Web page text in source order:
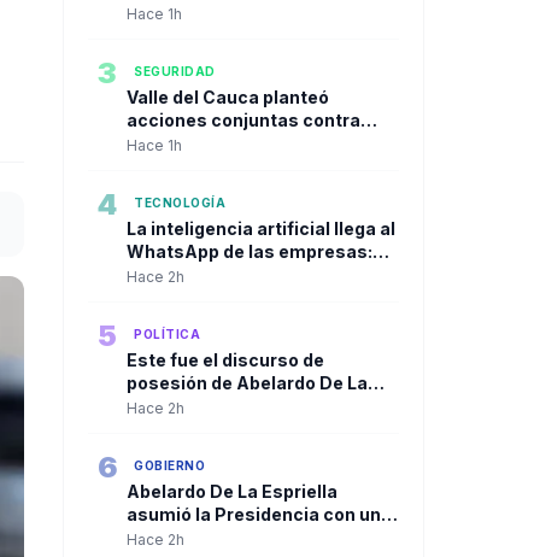
norte del Cauca
Hace 1h
3 SEGURIDAD
Valle del Cauca planteó
acciones conjuntas contra
economías ilícitas en primer
Hace 1h
4 TECNOLOGÍA
La inteligencia artificial llega al
WhatsApp de las empresas:
así cambia la atención al
Hace 2h
5 POLÍTICA
Este fue el discurso de
posesión de Abelardo De La
Espriella
Hace 2h
6 GOBIERNO
Abelardo De La Espriella
asumió la Presidencia con un
discurso centrado en orden,
Hace 2h